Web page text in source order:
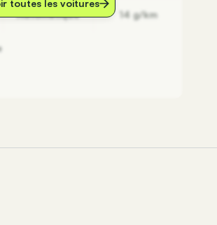
Automatique 14 g/km
toutes les voitures